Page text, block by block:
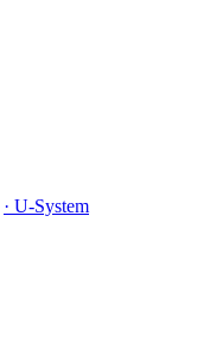
· U-System